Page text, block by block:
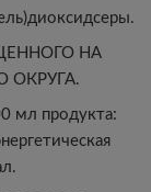
НА
ОКРУГА.
мл продукта: